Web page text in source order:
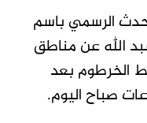
الرسمي باسم
الله عن مناطق
الخرطوم بعد
صباح اليوم.